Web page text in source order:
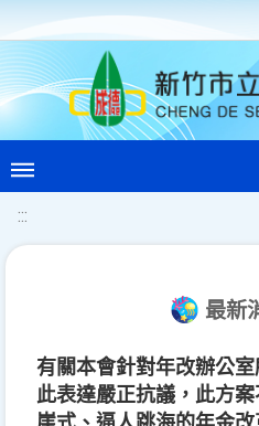
:::
最新
有關本會針對年改辦公
此表達嚴正抗議，此方